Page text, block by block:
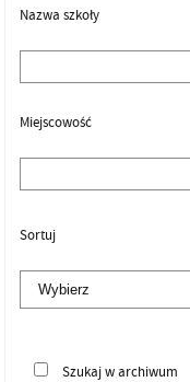
Nazwa szkoły
Miejscowość
Sortuj
Szukaj w archiwum